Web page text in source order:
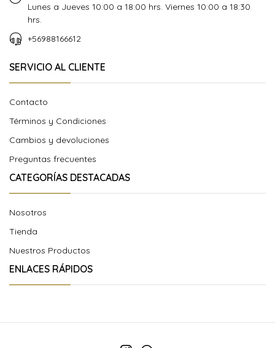
Lunes a Jueves 10:00 a 18:00 hrs. Viernes 10:00 a 18:30
hrs.
+56988166612
SERVICIO AL CLIENTE
Contacto
Términos y Condiciones
Cambios y devoluciones
Preguntas frecuentes
CATEGORÍAS DESTACADAS
Nosotros
Tienda
Nuestros Productos
ENLACES RÁPIDOS